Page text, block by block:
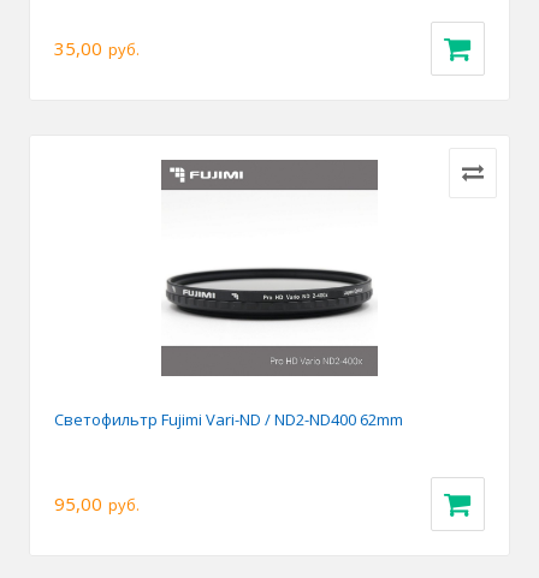
35,00 руб.
Светофильтр Fujimi Vari-ND / ND2-ND400 62mm
95,00 руб.